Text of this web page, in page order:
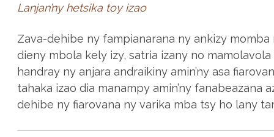
Lanjan’ny hetsika toy izao
Zava-dehibe ny fampianarana ny ankizy momba
dieny mbola kely izy, satria izany no
handray ny anjara andraikiny amin’ny asa
tahaka izao dia manampy amin’ny fanabeazana
dehibe ny fiarovana ny varika mba tsy ho lany